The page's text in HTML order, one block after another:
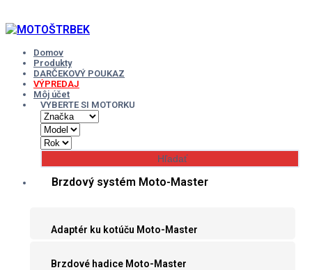
to
content
Domov
Produkty
DARČEKOVÝ POUKAZ
VÝPREDAJ
Môj účet
VYBERTE SI MOTORKU
Brzdový systém Moto-Master
Adaptér ku kotúču Moto-Master
Brzdové hadice Moto-Master